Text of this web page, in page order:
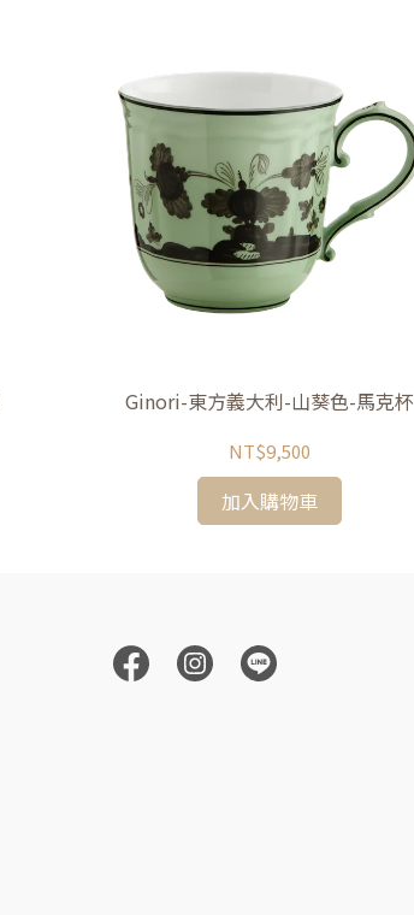
Ginori-東方義大利-山葵色-馬克杯
NT$9,500
加入購物車